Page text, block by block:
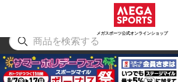
メガスポーツ公式オンラインショップ
アウトドア